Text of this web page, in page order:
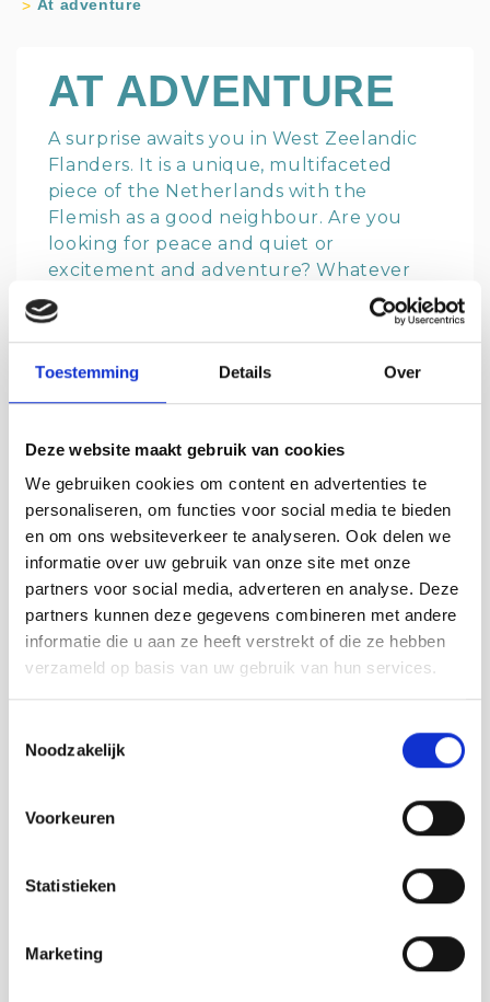
Toestemming Details Over
Deze website maakt gebruik van cookies
We gebruiken cookies om content en advertenties te
personaliseren, om functies voor social media te bieden
en om ons websiteverkeer te analyseren. Ook delen we
informatie over uw gebruik van onze site met onze
partners voor social media, adverteren en analyse. Deze
partners kunnen deze gegevens combineren met andere
informatie die u aan ze heeft verstrekt of die ze hebben
verzameld op basis van uw gebruik van hun services.
Noodzakelijk
Voorkeuren
Statistieken
Marketing
At adventure
AT ADVENTURE
A surprise awaits you in West Zeelandic
Flanders. It is a unique, multifaceted
piece of the Netherlands with the
Flemish as a good neighbour. Are you
looking for peace and quiet or
excitement and adventure? Whatever
your preference, you will immediately
want to start packing when you see
everything West Zeelandic Flanders has
to offer.
ZEELANDIC FLANDERS
Lazing on the beach or enjoying an active
day on the water; cycling along the
coastline or between fields in the
hinterland; a day of shopping for two or a
fun day out with the kids; soak up the
culture in a museum or enjoy the
beautiful countryside; enjoy a day of
wellness after a night out; you can even
Flanders.